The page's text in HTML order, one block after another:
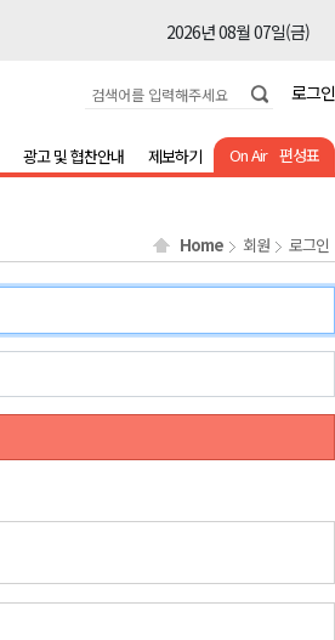
2026년 08월 07일(금)
2026년 08월 07일(금)
2026년 08월 07일(금)
2026년 08월 07일(금)
2026년 08월 07일(금)
2026년 08월 07일(금)
2026년 08월 07일(금)
로그인
On Air 편성표
광고 및 협찬안내 제보하기
Home 회원 로그인